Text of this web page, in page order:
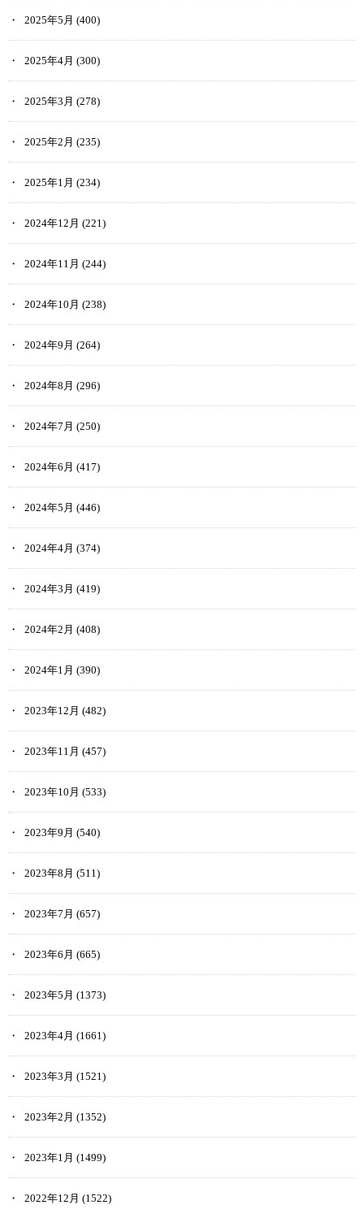
2025年5月 (400)
2025年4月 (300)
2025年3月 (278)
2025年2月 (235)
2025年1月 (234)
2024年12月 (221)
2024年11月 (244)
2024年10月 (238)
2024年9月 (264)
2024年8月 (296)
2024年7月 (250)
2024年6月 (417)
2024年5月 (446)
2024年4月 (374)
2024年3月 (419)
2024年2月 (408)
2024年1月 (390)
2023年12月 (482)
2023年11月 (457)
2023年10月 (533)
2023年9月 (540)
2023年8月 (511)
2023年7月 (657)
2023年6月 (665)
2023年5月 (1373)
2023年4月 (1661)
2023年3月 (1521)
2023年2月 (1352)
2023年1月 (1499)
2022年12月 (1522)